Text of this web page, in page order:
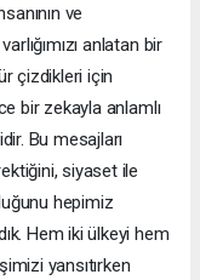
ve
anlatan bir
çizdikleri için
bir zekayla anlamlı
Bu mesajları
siyaset ile
hepimiz
Hem iki ülkeyi hem
yansıtırken